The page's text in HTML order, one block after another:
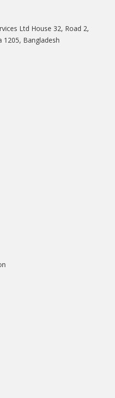
Ltd House 32, Road 2,
1205, Bangladesh